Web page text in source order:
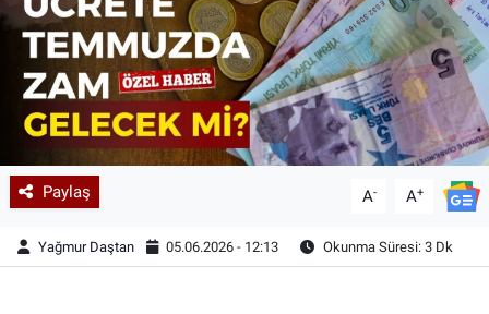
Paylaş A- A+
Yağmur Daştan 05.06.2026 - 12:13 Okunma Süresi: 3 Dk